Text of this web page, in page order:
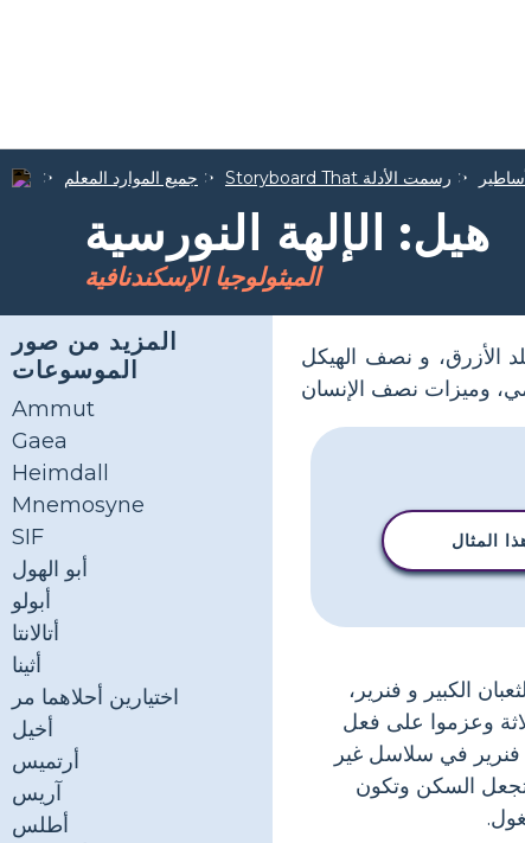
جميع الموارد المعلم Storyboard That رسمت الأدلة
هيل: الإلهة النورسية
الميثولوجيا الإسكندنافية
المزيد من صور
الموسوعات
Ammut
Gaea
Heimdall
Mnemosyne
SIF
أبو الهول
أبولو
أتالانتا
أثينا
اختيارين أحلاهما مر
أخيل
أرتميس
آريس
أطلس
الأزرق، و نصف الهيكل
المثال
الكبير و فنرير،
وعزموا على فعل
فنرير في سلاسل غير
تجعل السكن وتكون